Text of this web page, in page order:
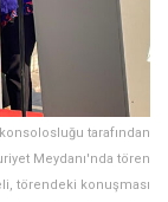
tarafından
Meydanı'nda tören
törendeki konuşması